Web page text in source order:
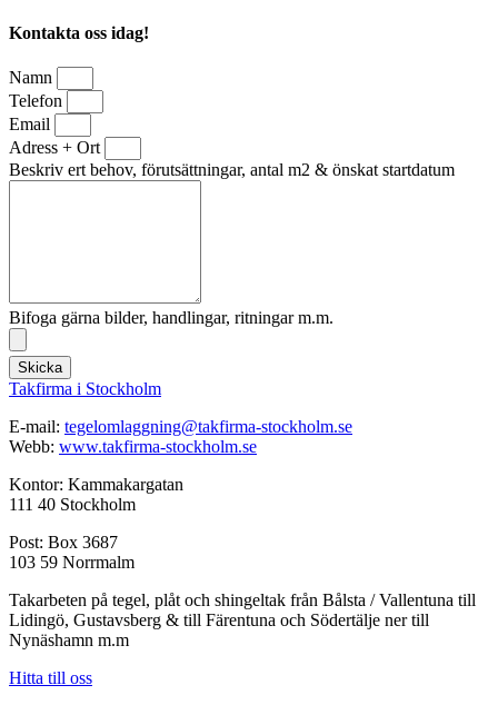
Kontakta oss idag!
Namn
Telefon
Email
Adress + Ort
Beskriv ert behov, förutsättningar, antal m2 & önskat startdatum
Bifoga gärna bilder, handlingar, ritningar m.m.
Skicka
Takfirma i Stockholm
E-mail: tegelomlaggning@takfirma-stockholm.se
Webb: www.takfirma-stockholm.se
Kontor: Kammakargatan
111 40 Stockholm
Post: Box 3687
103 59 Norrmalm
Takarbeten på tegel, plåt och shingeltak från Bålsta / Vallentuna till
Lidingö, Gustavsberg & till Färentuna och Södertälje ner till
Nynäshamn m.m
Hitta till oss